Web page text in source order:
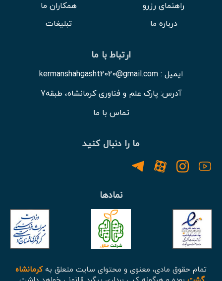
راهنمای رزرو
درباره ما
همکاران ما
تبلیغات
ارتباط با ما
ایمیل : kermanshahgasht2020@gmail.com
آدرس: پارک علم و فناوری کرمانشاه، طبقه7
تماس با ما
ما را دنبال کنید
نمادها
تمام حقوق مادی، معنوی و محتوای سایت متعلق بهکرمانشاه